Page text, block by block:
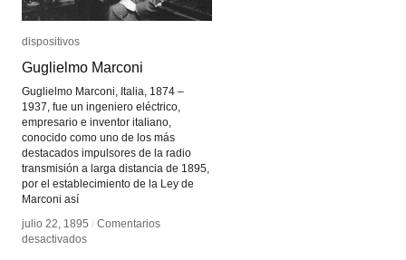
dispositivos
Guglielmo Marconi
Guglielmo Marconi, Italia, 1874 –
1937, fue un ingeniero eléctrico,
empresario e inventor italiano,
conocido como uno de los más
destacados impulsores de la radio
transmisión a larga distancia de 1895,
por el establecimiento de la Ley de
Marconi así
julio 22, 1895 / Comentarios
desactivadosen
dispositivos
Guglielmo Marconi
julio 22, 1895 / Comentarios
desactivadosen